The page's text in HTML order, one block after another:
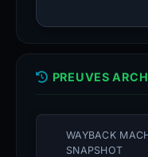
PREUVES
WAYBACK
SNAPSHOT